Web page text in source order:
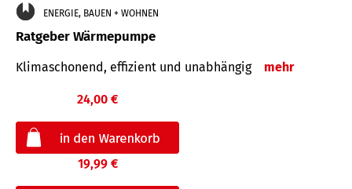
ENERGIE, BAUEN + WOHNEN
Ratgeber Wärmepumpe
Klimaschonend, effizient und unabhängig mehr
24,00 €
19,99 €